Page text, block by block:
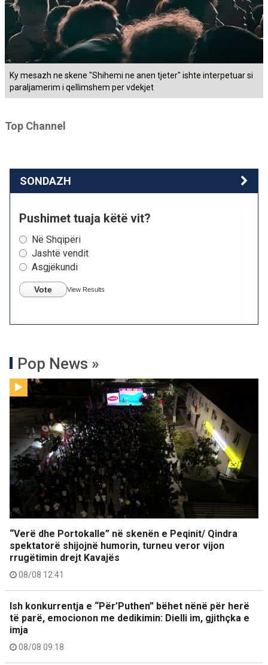
Ky mesazh ne skene "Shihemi ne anen tjeter" ishte interpetuar si
paraljamerim i qellimshem per vdekjet
Top Channel
SONDAZH
Pushimet tuaja këtë vit?
Në Shqipëri
Jashtë vendit
Asgjëkundi
Vote View Results
Pop News »
“Verë dhe Portokalle” në skenën e Peqinit/ Qindra
spektatorë shijojnë humorin, turneu veror vijon
rrugëtimin drejt Kavajës
08/08 12:41
Ish konkurrentja e “Për’Puthen” bëhet nënë për herë
të parë, emocionon me dedikimin: Dielli im, gjithçka e
imja
08/08 09:18